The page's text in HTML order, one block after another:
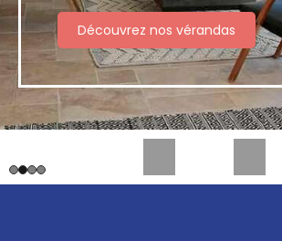
Découvrez nos fenêtres
Découvrez nos vérandas
Découvrez nos portes d’entrée